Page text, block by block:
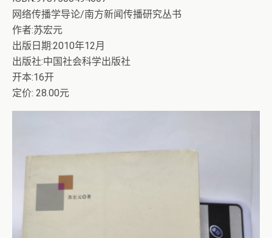
网络传播学导论/南方新闻传播研究丛书
作者:苏宏元
出版日期:2010年12月
出版社:中国社会科学出版社
开本:16开
定价: 28.00元